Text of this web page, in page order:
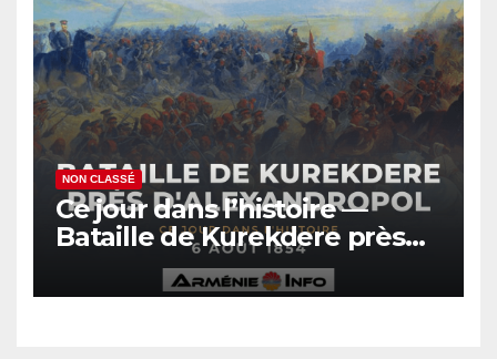
NON CLASSÉ
Ce jour dans l’histoire —
Bataille de Kurekdere près
d’Alexandropol